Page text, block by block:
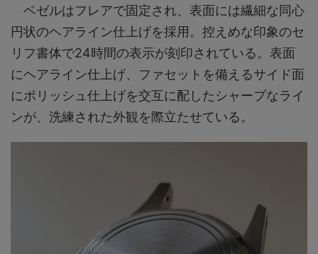
ベゼルはフレアで固定され、表面には繊細な同心
円状のヘアライン仕上げを採用。控えめな印象のセ
リフ書体で24時間の表示が刻印されている。表面
にヘアライン仕上げ、ファセットを備えるサイド面
にポリッシュ仕上げを交互に配したシャープなライ
ンが、洗練された外観を際立たせている。